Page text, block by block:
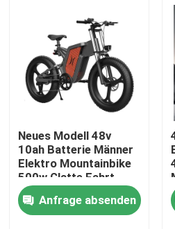
Fabrik-Ausflug
Qualitätskontrolle
Fordern Sie ein Zitat
Ridstar Elektrofahrrad
Neues Modell 48v
10ah Batterie Männer
Elektro Mountainbike
500w Glatte Fahrt
Anfrage absenden